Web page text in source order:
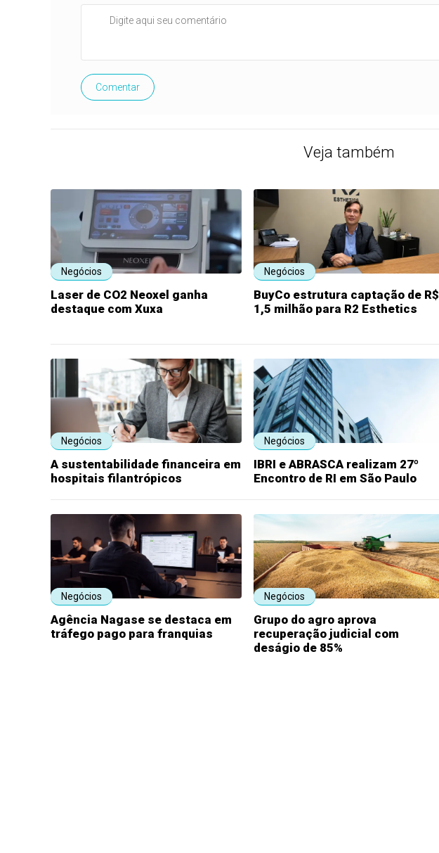
Comentar
Veja também
Negócios
Laser de CO2 Neoxel ganha
destaque com Xuxa
Negócios
BuyCo estrutura captação de R$
1,5 milhão para R2 Esthetics
Negócios
A sustentabilidade financeira em
hospitais filantrópicos
Negócios
IBRI e ABRASCA realizam 27º
Encontro de RI em São Paulo
Negócios
Agência Nagase se destaca em
tráfego pago para franquias
Negócios
Grupo do agro aprova
recuperação judicial com
deságio de 85%